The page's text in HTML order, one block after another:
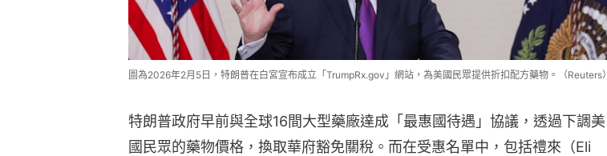
圖為2026年2月5日，特朗普在白宮宣布成立「TrumpRx.gov」網站，為美國民眾提供折扣配方藥物。（Reuters）
特朗普政府早前與全球16間大型藥廠達成「最惠國待遇」協議，透過下調美
國民眾的藥物價格，換取華府豁免關稅。而在受惠名單中，包括禮來（Eli